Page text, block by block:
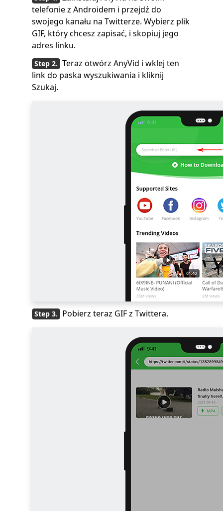
telefonie z Androidem i przejdź do
swojego kanału na Twitterze. Wybierz plik
GIF, który chcesz zapisać, i skopiuj jego
adres linku.
Teraz otwórz AnyVid i wklej ten
link do paska wyszukiwania i kliknij
Szukaj.
Pobierz teraz GIF z Twittera.